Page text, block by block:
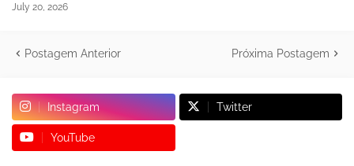
July 20, 2026
Postagem Anterior Próxima Postagem
Instagram Twitter
YouTube